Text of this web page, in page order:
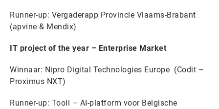
Runner-up: Vergaderapp Provincie Vlaams-Brabant
(apvine & Mendix)
IT project of the year – Enterprise Market
Winnaar: Nipro Digital Technologies Europe (Codit –
Proximus NXT)
Runner-up: Tooli – AI-platform voor Belgische